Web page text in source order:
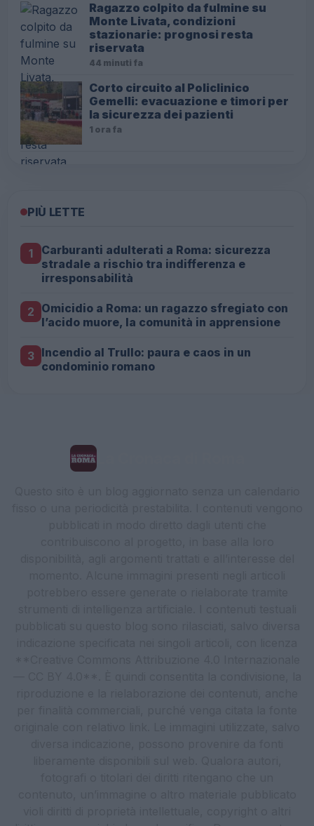
Ragazzo colpito da fulmine su
Monte Livata, condizioni
stazionarie: prognosi resta
riservata
44 minuti fa
Corto circuito al Policlinico
Gemelli: evacuazione e timori per
la sicurezza dei pazienti
1 ora fa
PIÙ LETTE
1
Carburanti adulterati a Roma: sicurezza
stradale a rischio tra indifferenza e
irresponsabilità
2 Omicidio a Roma: un ragazzo sfregiato con
l’acido muore, la comunità in apprensione
3 Incendio al Trullo: paura e caos in un
condominio romano